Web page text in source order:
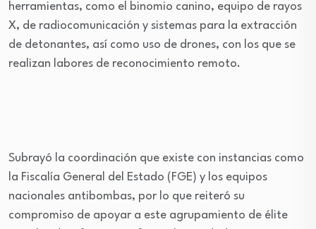
herramientas, como el binomio canino, equipo de rayos
X, de radiocomunicación y sistemas para la extracción
de detonantes, así como uso de drones, con los que se
realizan labores de reconocimiento remoto.
Subrayó la coordinación que existe con instancias como
la Fiscalía General del Estado (FGE) y los equipos
nacionales antibombas, por lo que reiteró su
compromiso de apoyar a este agrupamiento de élite